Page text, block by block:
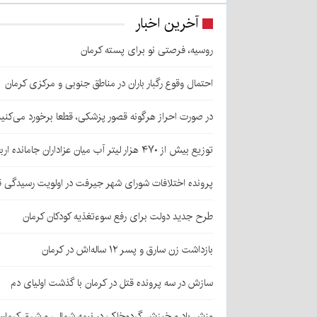
آخرین اخبار
روسیه، فرصتی نو برای پسته کرمان
احتمال وقوع رگبار باران در مناطق جنوبی و مرکزی کرمان
در صورت احراز هرگونه قصور پزشکی، قطعا برخورد
توزیع بیش از ۴۷۰ هزار لیتر آب میان عزاداران جامانده اربعین در کرمان
پرونده اختلافات شورای شهر جیرفت در اولویت
طرح جدید دولت برای رفع سوءتغذیه کودکان کرمان
بازداشت زن سارق و پسر ۱۲ ساله‌اش در کرمان
سازش در سه پرونده قتل در کرمان با گذشت اولیای دم